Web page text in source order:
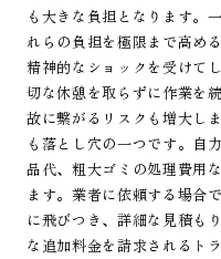
も大きな負担となります。
れらの負担を極限まで高め
精神的なショックを受けて
切な休憩を取らずに作業を
故に繋がるリスクも増大し
も落とし穴の一つです。自
品代、粗大ゴミの処理費用
ます。業者に依頼する場合
に飛びつき、詳細な見積も
な追加料金を請求されるト